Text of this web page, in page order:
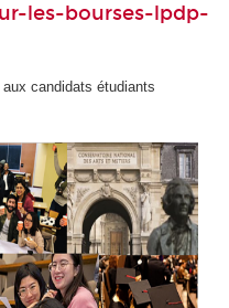
les-bourses-lpdp-
candidats étudiants